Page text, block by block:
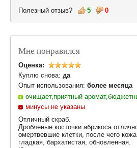
Полезный отзыв? 5 0
Мне понравился
Оценка:
Куплю снова: да
Опыт использования: более месяца
очищает,приятный
минусы не указаны
Отличный скраб.
Дробленые косточки абрикоса
омертвевшие клетки, после чего кожа
гладкая, бархатистая, обновленная.